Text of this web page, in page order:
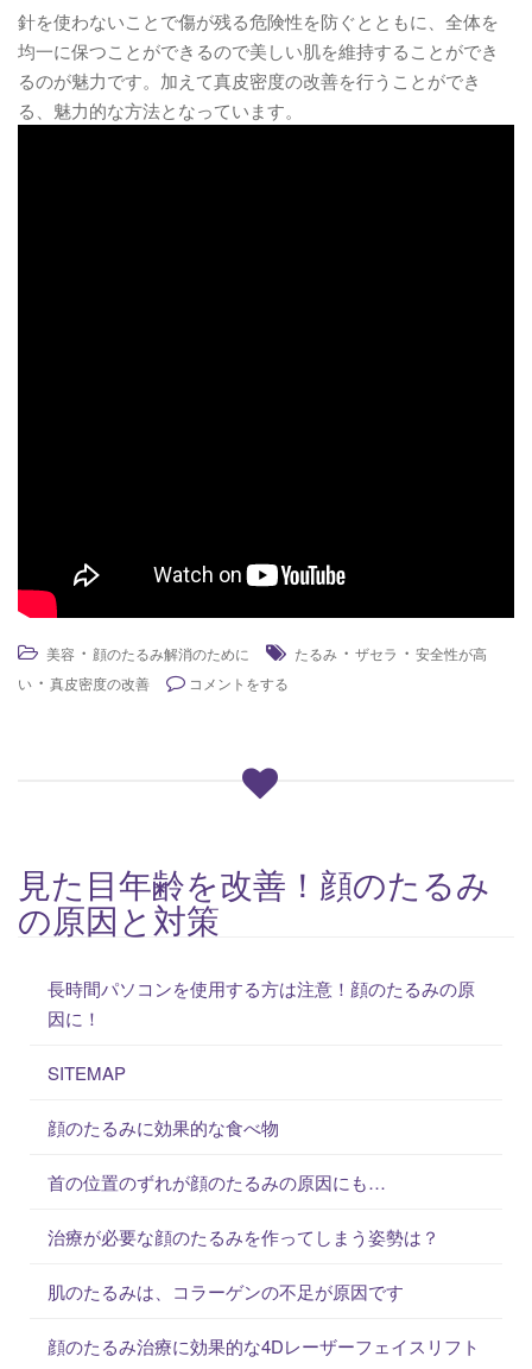
針を使わないことで傷が残る危険性を防ぐとともに、全体を
均一に保つことができるので美しい肌を維持することができ
るのが魅力です。加えて真皮密度の改善を行うことができ
る、魅力的な方法となっています。
美容 ・ 顔のたるみ解消のために たるみ ・ ザセラ ・ 安全性が高
い ・ 真皮密度の改善 コメントをする
見た目年齢を改善！顔のたるみ
の原因と対策
長時間パソコンを使用する方は注意！顔のたるみの原
因に！
SITEMAP
顔のたるみに効果的な食べ物
首の位置のずれが顔のたるみの原因にも…
治療が必要な顔のたるみを作ってしまう姿勢は？
肌のたるみは、コラーゲンの不足が原因です
顔のたるみ治療に効果的な4Dレーザーフェイスリフト